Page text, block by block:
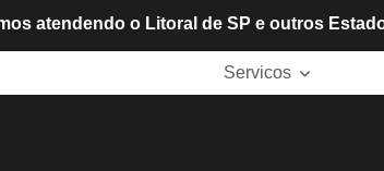
atendendo o Litoral de SP e outros
Servicos